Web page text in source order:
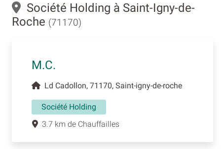
Société Holding à Saint-Igny-de-
Roche (71170)
M.C.
Ld Cadollon, 71170, Saint-igny-de-roche
Société Holding
3.7 km de Chauffailles